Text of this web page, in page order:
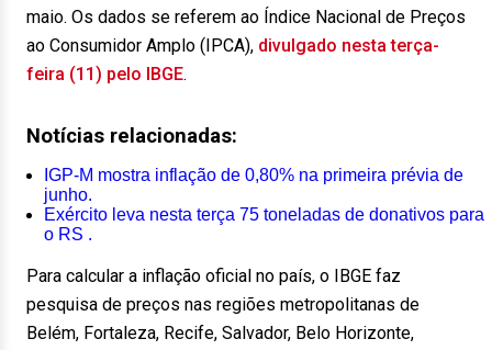
maio. Os dados se referem ao Índice Nacional de Preços
ao Consumidor Amplo (IPCA), divulgado nesta terça-
feira (11) pelo IBGE.
Notícias relacionadas:
IGP-M mostra inflação de 0,80% na primeira prévia de
junho.
Exército leva nesta terça 75 toneladas de donativos para
o RS .
Para calcular a inflação oficial no país, o IBGE faz
pesquisa de preços nas regiões metropolitanas de
Belém, Fortaleza, Recife, Salvador, Belo Horizonte,